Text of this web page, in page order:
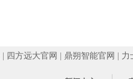
四方远大官网 鼎朔智能官网 力